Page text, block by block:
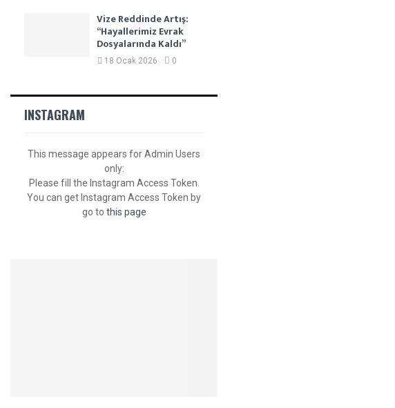
Vize Reddinde Artış:
“Hayallerimiz Evrak
Dosyalarında Kaldı”
18 Ocak 2026 0
INSTAGRAM
This message appears for Admin Users
only:
Please fill the Instagram Access Token.
You can get Instagram Access Token by
go to this page